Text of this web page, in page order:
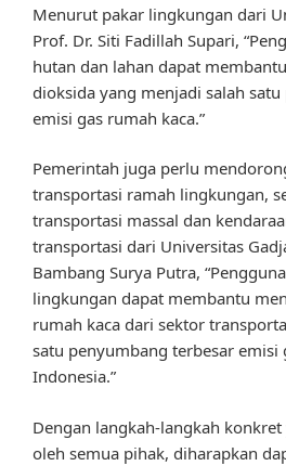
Menurut pakar lingkungan dari
Prof. Dr. Siti Fadillah Supari,
hutan dan lahan dapat
dioksida yang menjadi salah
emisi gas rumah kaca.”
Pemerintah juga perlu
transportasi ramah lingkungan,
transportasi massal dan
transportasi dari Universitas
Bambang Surya Putra,
lingkungan dapat membantu
rumah kaca dari sektor
satu penyumbang terbesar emisi
Indonesia.”
Dengan langkah-langkah
oleh semua pihak, diharapkan